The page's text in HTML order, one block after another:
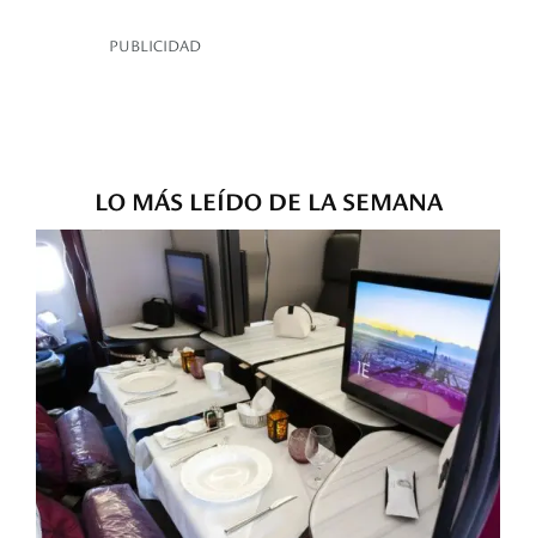
PUBLICIDAD
LO MÁS LEÍDO DE LA SEMANA